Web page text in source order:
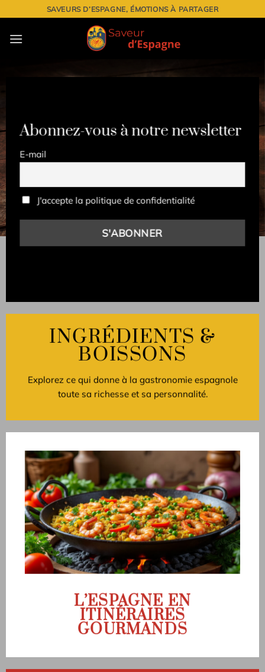
au
contenu
SAVEURS D’ESPAGNE, ÉMOTIONS À PARTAGER
Abonnez-vous à notre newsletter
E-mail
J'accepte la politique de confidentialité
INGRÉDIENTS &
BOISSONS
Explorez ce qui donne à la gastronomie espagnole
toute sa richesse et sa personnalité.
L’ESPAGNE EN
ITINÉRAIRES
GOURMANDS